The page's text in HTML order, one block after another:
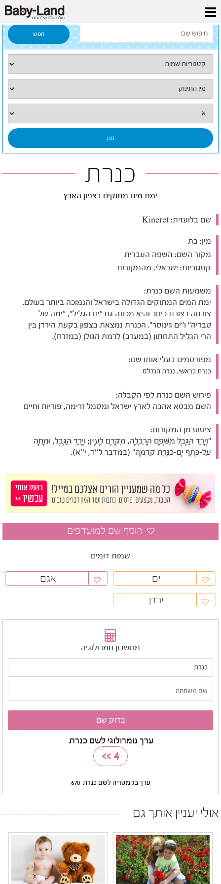
דף הבית
כנרת
ימת מים מתוקים בצפון הארץ
שם בלועזית:
מין: בת
מקור השם: השפה העברית
קטגוריות: ישראלי, מהמקורות
משמעות השם כנרת:
ימת המים המתוקים הגדולה בישראל והנמוכה ביותר בעולם.
צורתה כצורת כינור והיא מכונה גם "ים הגליל", "ימה של
טבריה" ו"ים גינוסר". הכנרת נמצאת בצפון בקעת הירדן בין
הרי הגליל התחתון (במערב) לרמת הגולן (במזרח).
מפורסמים בעלי אותו שם:
כנרת בראשי, כנרת הנדלס
פירוש השם כנרת לפי הקבלה:
השם מבטא אהבה לארץ ישראל ומסמל זרימה, פוריות וחיים
ציטוט מן המקורות:
"וְיָרַד הַגְּבֻל מִשְּׁפָם הָרִבְלָה, מִקֶּדֶם לָעָיִן; וְיָרַד הַגְּבֻל, וּמָחָה
עַל-כֶּתֶף יָם-כִּנֶּרֶת קֵדְמָה" (במדבר ל''ד, י''א).
שמות דומים
ים
אגם
ירדן
מחשבון נומרולוגיה
ערך נומרולוגי לשם כנרת
4
>>
ערך בגימטריה לשם כנרת 670
אולי יעניין אותך גם